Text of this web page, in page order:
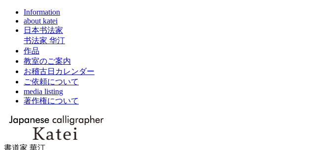
Information
about katei
日本书法家
书法家 华汀
作品
教室のご案内
お稽古日カレンダー
ご依頼について
media listing
著作権について
書道家 華汀